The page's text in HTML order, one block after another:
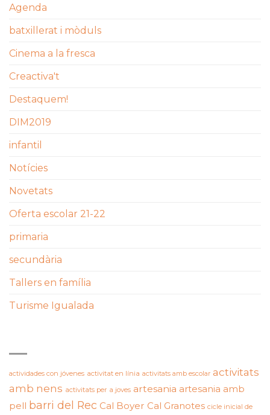
Agenda
batxillerat i mòduls
Cinema a la fresca
Creactiva't
Destaquem!
DIM2019
infantil
Notícies
Novetats
Oferta escolar 21-22
primaria
secundària
Tallers en família
Turisme Igualada
actividades con jóvenes activitat en línia activitats amb escolar activitats
amb nens activitats per a joves artesania artesania amb
pell barri del Rec Cal Boyer Cal Granotes cicle inicial de